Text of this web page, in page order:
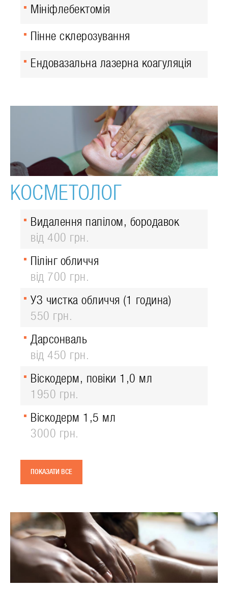
Мініфлебектомія
Пінне склерозування
Ендовазальна лазерна коагуляція
КОСМЕТОЛОГ
Видалення папілом, бородавок
від 400 грн.
Пілінг обличчя
від 700 грн.
УЗ чистка обличчя (1 година)
550 грн.
Дарсонваль
від 450 грн.
Віскодерм, повіки 1,0 мл
1950 грн.
Віскодерм 1,5 мл
3000 грн.
ПОКАЗАТИ ВСЕ